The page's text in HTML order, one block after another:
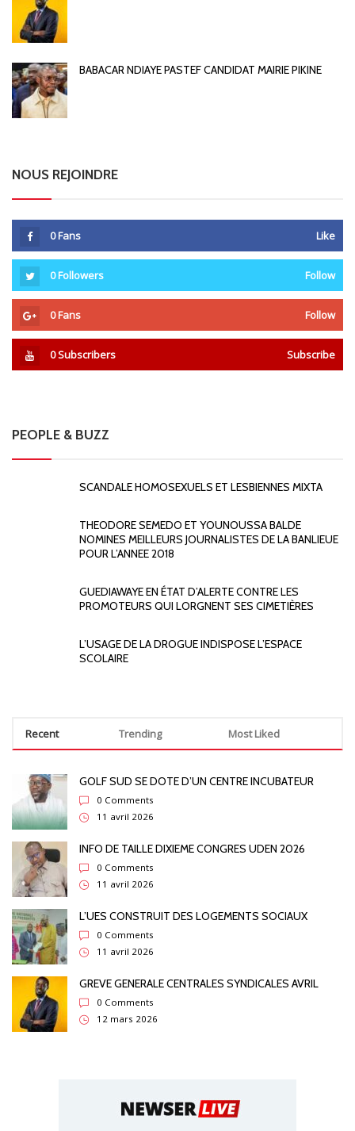
BABACAR NDIAYE PASTEF CANDIDAT MAIRIE PIKINE
NOUS REJOINDRE
0Fans Like
0Followers Follow
0Fans Follow
0Subscribers Subscribe
PEOPLE & BUZZ
SCANDALE HOMOSEXUELS ET LESBIENNES MIXTA
THEODORE SEMEDO ET YOUNOUSSA BALDE
NOMINES MEILLEURS JOURNALISTES DE LA BANLIEUE
POUR L’ANNEE 2018
GUEDIAWAYE EN ÉTAT D’ALERTE CONTRE LES
PROMOTEURS QUI LORGNENT SES CIMETIÈRES
L’USAGE DE LA DROGUE INDISPOSE L’ESPACE
SCOLAIRE
Recent Trending Most Liked
GOLF SUD SE DOTE D’UN CENTRE INCUBATEUR
0 Comments
11 avril 2026
INFO DE TAILLE DIXIEME CONGRES UDEN 2026
0 Comments
11 avril 2026
L’UES CONSTRUIT DES LOGEMENTS SOCIAUX
0 Comments
11 avril 2026
GREVE GENERALE CENTRALES SYNDICALES AVRIL
0 Comments
12 mars 2026